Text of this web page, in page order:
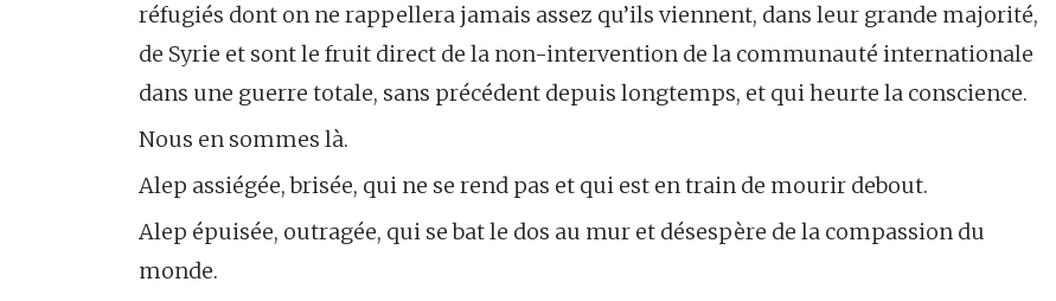
réfugiés dont on ne rappellera jamais assez qu’ils viennent, dans leur grande majorité,
de Syrie et sont le fruit direct de la non-intervention de la communauté internationale
dans une guerre totale, sans précédent depuis longtemps, et qui heurte la conscience.
Nous en sommes là.
Alep assiégée, brisée, qui ne se rend pas et qui est en train de mourir debout.
Alep épuisée, outragée, qui se bat le dos au mur et désespère de la compassion du
monde.